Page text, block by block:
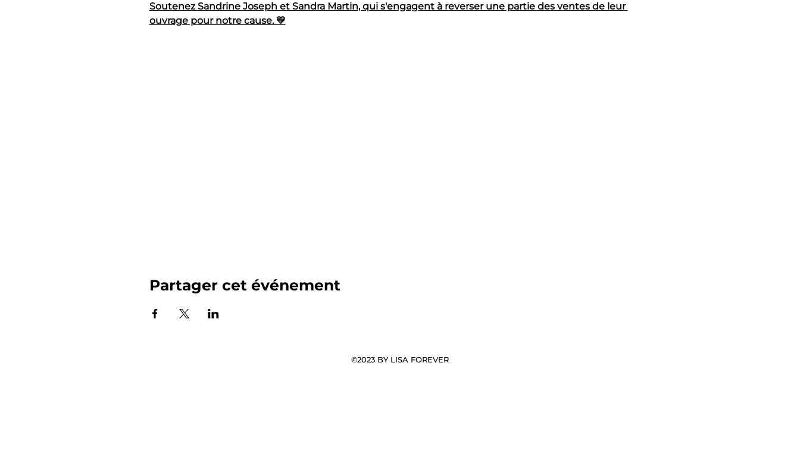
Soutenez Sandrine Joseph et Sandra Martin, qui s'engagent à reverser une partie des ventes de leur
ouvrage pour notre cause. 💛
Partager cet événement
©2023 BY LISA FOREVER